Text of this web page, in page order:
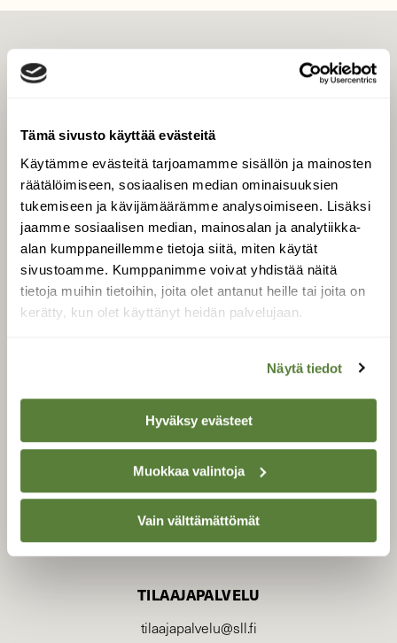
Tämä sivusto käyttää evästeitä
Käytämme evästeitä tarjoamamme sisällön ja mainosten
räätälöimiseen, sosiaalisen median ominaisuuksien
tukemiseen ja kävijämäärämme analysoimiseen. Lisäksi
jaamme sosiaalisen median, mainosalan ja analytiikka-
alan kumppaneillemme tietoja siitä, miten käytät
sivustoamme. Kumppanimme voivat yhdistää näitä
tietoja muihin tietoihin, joita olet antanut heille tai joita on
kerätty, kun olet käyttänyt heidän palvelujaan.
Näytä tiedot
Hyväksy evästeet
Muokkaa valintoja
Vain välttämättömät
Tilaa digilukuoikeus
Äänestä parasta juttua
Tilaa uutiskirje
SUOMEN LUONNON­
SUOJELU­LIITTO
Suomen Luonto -lehden
luonnonsuojelu­liitto.
TILAAJAPALVELU
tilaajapalvelu@sll.fi